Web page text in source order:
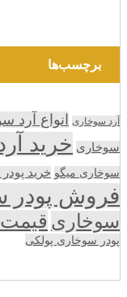
برچسب‌ها
آرد سوخاری انواع آرد
سوخاری خرید
سوخاری میگو خرید
فروش پودر
سوخاری
پودر سوخاری پولکی